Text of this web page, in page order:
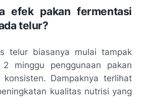
efek pakan fermentasi
telur?
telur biasanya mulai tampak
minggu penggunaan pakan
Dampaknya terlihat
kualitas nutrisi yang